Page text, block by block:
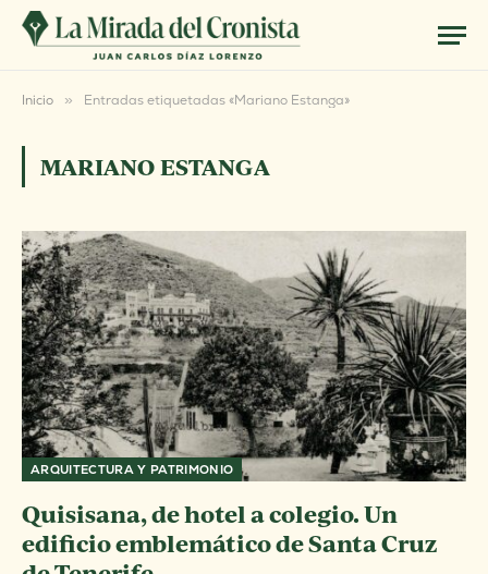
Inicio » Entradas etiquetadas «Mariano Estanga»
MARIANO ESTANGA
ARQUITECTURA Y PATRIMONIO
Quisisana, de hotel a colegio. Un
edificio emblemático de Santa Cruz